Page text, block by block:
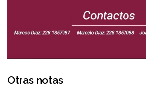
Otras notas